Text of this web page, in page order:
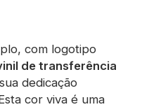
com logotipo
de transferência
dedicação
cor viva é uma